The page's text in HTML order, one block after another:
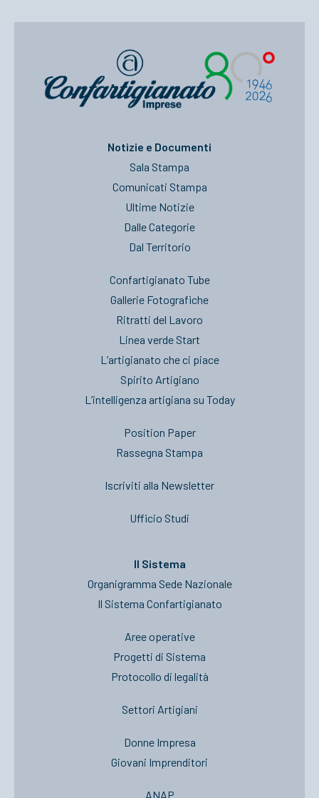
Notizie e Documenti
Sala Stampa
Comunicati Stampa
Ultime Notizie
Dalle Categorie
Dal Territorio
Confartigianato Tube
Gallerie Fotografiche
Ritratti del Lavoro
Linea verde Start
L’artigianato che ci piace
Spirito Artigiano
L’intelligenza artigiana su Today
Position Paper
Rassegna Stampa
Iscriviti alla Newsletter
Ufficio Studi
Il Sistema
Organigramma Sede Nazionale
Il Sistema Confartigianato
Aree operative
Progetti di Sistema
Protocollo di legalità
Settori Artigiani
Donne Impresa
Giovani Imprenditori
ANAP